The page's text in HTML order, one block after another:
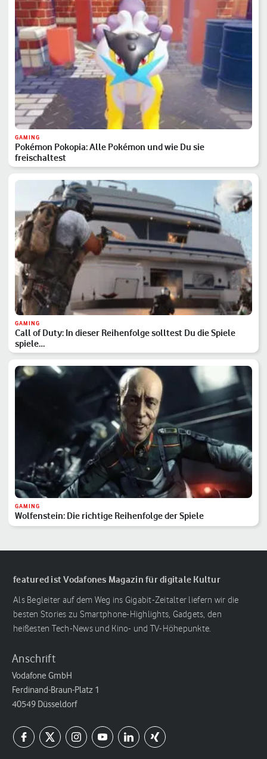
GAMING
Pokémon Pokopia: Alle Pokémon und wie Du sie
freischaltest
GAMING
Call of Duty: In dieser Reihenfolge solltest Du die Spiele
spiele…
GAMING
Wolfenstein: Die richtige Reihenfolge der Spiele
featured ist Vodafones Magazin für digitale Kultur
Als Begleiter auf dem Weg ins Gigabit-Zeitalter liefern wir die
besten Stories zu Smartphone-Highlights, Gadgets, den
heißesten Tech-News und Kino- und TV-Höhepunkte.
Anschrift
Vodafone GmbH
Ferdinand-Braun-Platz 1
40549 Düsseldorf